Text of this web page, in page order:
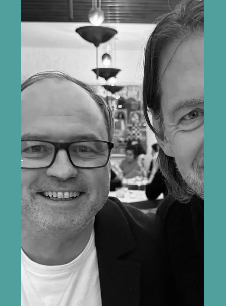
Esseekonkurss noortele
Eesti Filharmoonia Kammerkoor ja Tallinna Filharmoonia
koostöös kultuurilehega Sirp kutsuvad 16–26-aastaseid
noori osalema esseekonkursil klassikalisest muusikast.
“Muusika, ka klassikaline või praegu tegutsevate
heliloojate oma, ei pea jääma vaid vanemate onude-
tädide mõtestada. Oluline on, et avalikkuses oleks
kuulda ka seda, kuidas mõjub kontserdielamus
nooremate, alles kujunevate isiksuste arvates,” ütles
Sirbi muusikatoimetaja Maria Mölder. Esseekonkurss on